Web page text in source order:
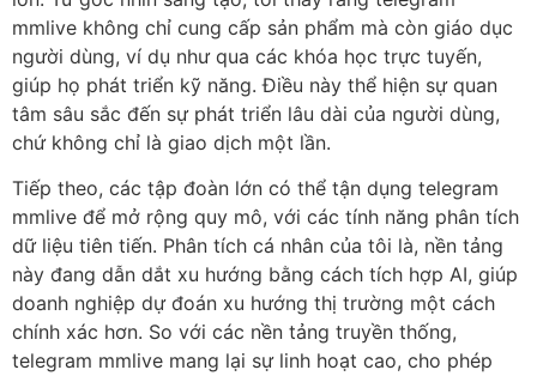
mmlive không chỉ cung cấp sản phẩm mà còn giáo dục
người dùng, ví dụ như qua các khóa học trực tuyến,
giúp họ phát triển kỹ năng. Điều này thể hiện sự quan
tâm sâu sắc đến sự phát triển lâu dài của người dùng,
chứ không chỉ là giao dịch một lần.
Tiếp theo, các tập đoàn lớn có thể tận dụng telegram
mmlive để mở rộng quy mô, với các tính năng phân tích
dữ liệu tiên tiến. Phân tích cá nhân của tôi là, nền tảng
này đang dẫn dắt xu hướng bằng cách tích hợp AI, giúp
doanh nghiệp dự đoán xu hướng thị trường một cách
chính xác hơn. So với các nền tảng truyền thống,
telegram mmlive mang lại sự linh hoạt cao, cho phép